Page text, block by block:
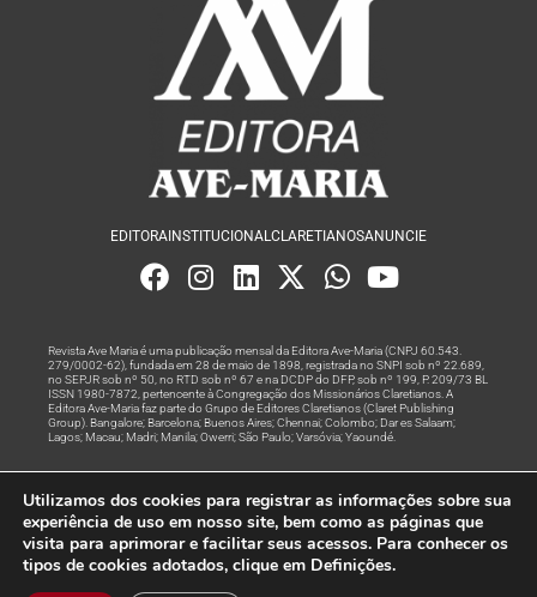
EDITORA INSTITUCIONALCLARETIANOSANUNCIE
Revista Ave Maria é uma publicação mensal da Editora Ave-Maria (CNPJ 60.543.
279/0002-62), fundada em 28 de maio de 1898, registrada no SNPI sob nº 22.689,
no SEPJR sob nº 50, no RTD sob nº 67 e na DCDP do DFP, sob nº 199, P. 209/73 BL
ISSN 1980-7872, pertencente à Congregação dos Missionários Claretianos. A
Editora Ave-Maria faz parte do Grupo de Editores Claretianos (Claret Publishing
Group). Bangalore; Barcelona; Buenos Aires; Chennai; Colombo; Dar es Salaam;
Lagos; Macau; Madri; Manila; Owerri; São Paulo; Varsóvia; Yaoundé.
Rede
© Todos os Direitos Reservados
Utilizamos dos cookies para registrar as informações sobre sua
experiência de uso em nosso site, bem como as páginas que
visita para aprimorar e facilitar seus acessos. Para conhecer os
tipos de cookies adotados, clique em Definições.